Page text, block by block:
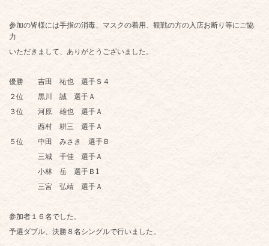
参加の皆様には手指の消毒、マスクの着用、観戦の方の入店お断り等にご協
力
いただきまして、ありがとうございました。
優勝 吉田 祐也 選手Ｓ４
２位 黒川 誠 選手Ａ
３位 河原 雄也 選手Ａ
西村 耕三 選手Ａ
５位 中田 みさき 選手Ｂ
三城 千佳 選手Ａ
小林 岳 選手Ｂ1
三宮 弘靖 選手Ａ
参加者１６名でした。
予選ダブル、決勝８名シングルで行いました。